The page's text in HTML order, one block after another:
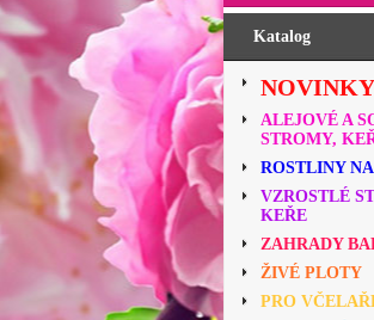
Katalog
NOVINKY
ALEJOVÉ A
STROMY,
ROSTLINY
VZROSTLÉ
KEŘE
ZAHRADY
ŽIVÉ PLOTY
PRO